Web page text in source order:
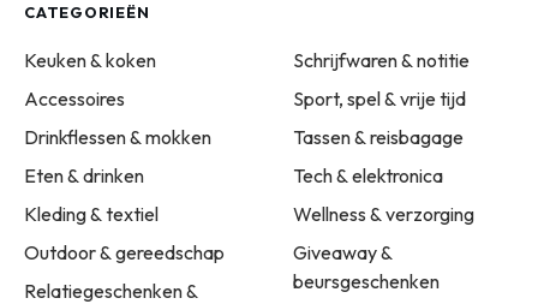
CATEGORIEËN
Keuken & koken
Accessoires
Drinkflessen & mokken
Eten & drinken
Kleding & textiel
Outdoor & gereedschap
Relatiegeschenken &
Schrijfwaren & notitie
Sport, spel & vrije tijd
Tassen & reisbagage
Tech & elektronica
Wellness & verzorging
Giveaway &
beursgeschenken